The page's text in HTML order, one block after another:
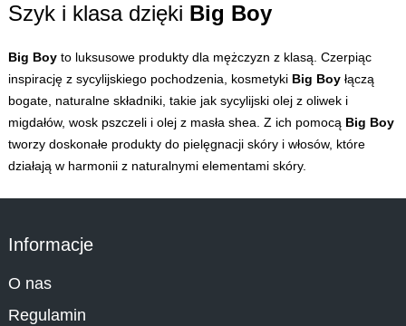
Szyk i klasa dzięki Big Boy
Big Boyto luksusowe produkty dla mężczyzn z klasą. Czerpiąc
inspirację z sycylijskiego pochodzenia, kosmetyki Big Boyłączą
bogate, naturalne składniki, takie jak sycylijski olej z oliwek i
migdałów, wosk pszczeli i olej z masła shea. Z ich pomocą Big Boy
tworzy doskonałe produkty do pielęgnacji skóry i włosów, które
działają w harmonii z naturalnymi elementami skóry.
Informacje
O nas
Regulamin